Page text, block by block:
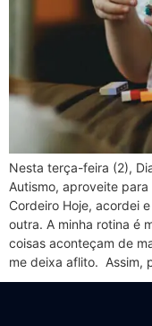
Nesta terça-feira (2),
Autismo, aproveite
Cordeiro Hoje, acordei
outra. A minha rotina é
coisas aconteçam de
me deixa aflito. Assim,